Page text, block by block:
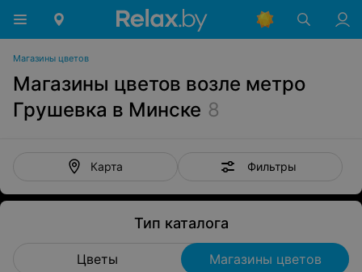
Магазины цветов
Магазины цветов возле метро
Грушевка в Минске 8
Карта Фильтры
Тип каталога
Цветы Магазины цветов